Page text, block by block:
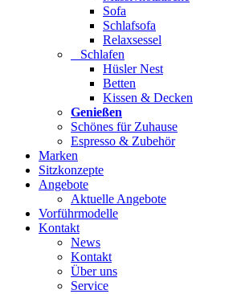
Sofa
Schlafsofa
Relaxsessel
Schlafen
Hüsler Nest
Betten
Kissen & Decken
Genießen
Schönes für Zuhause
Espresso & Zubehör
Marken
Sitzkonzepte
Angebote
Aktuelle Angebote
Vorführmodelle
Kontakt
News
Kontakt
Über uns
Service